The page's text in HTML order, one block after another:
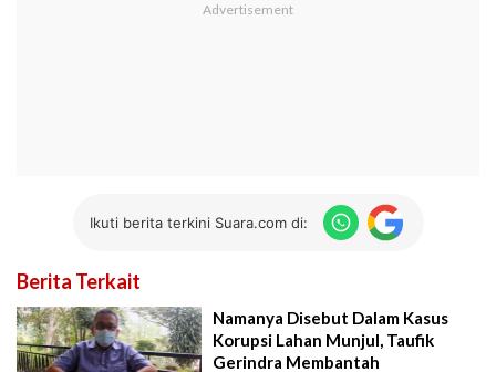
Ikuti berita terkini Suara.com di:
Berita Terkait
Namanya Disebut Dalam Kasus
Korupsi Lahan Munjul, Taufik
Gerindra Membantah